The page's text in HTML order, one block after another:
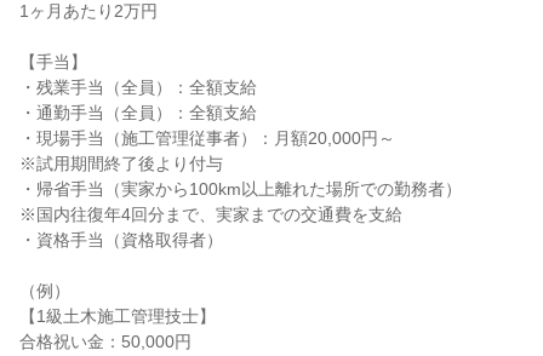
1ヶ月あたり2万円
【手当】
・残業手当（全員）：全額支給
・通勤手当（全員）：全額支給
・現場手当（施工管理従事者）：月額20,000円～
※試用期間終了後より付与
・帰省手当（実家から100km以上離れた場所での勤務者）
※国内往復年4回分まで、実家までの交通費を支給
・資格手当（資格取得者）
（例）
【1級土木施工管理技士】
合格祝い金：50,000円